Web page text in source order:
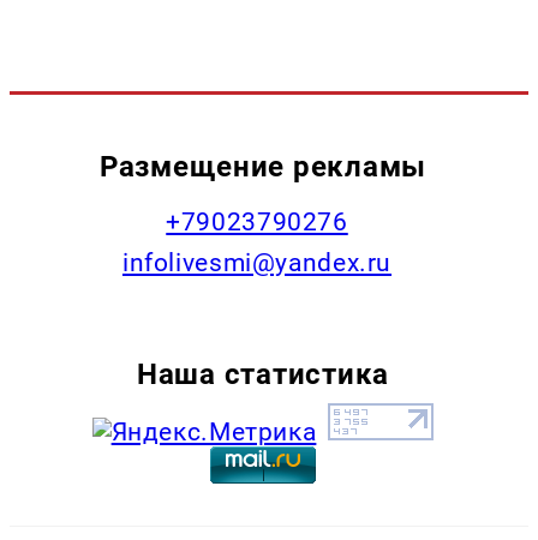
Размещение рекламы
+79023790276
infolivesmi@yandex.ru
Наша статистика